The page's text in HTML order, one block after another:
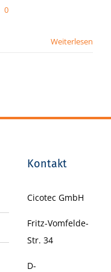
0
Weiterlesen
Kontakt
Cicotec GmbH
Fritz-Vomfelde-
Str. 34
D-